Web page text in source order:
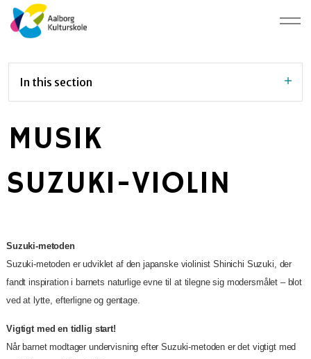
In this section
MUSIK
SUZUKI-VIOLIN
Suzuki-metoden
Suzuki-metoden er udviklet af den japanske violinist Shinichi Suzuki, der
fandt inspiration i barnets naturlige evne til at tilegne sig modersmålet – blot
ved at lytte, efterligne og gentage.
Vigtigt med en tidlig start!
Når barnet modtager undervisning efter Suzuki-metoden er det vigtigt med